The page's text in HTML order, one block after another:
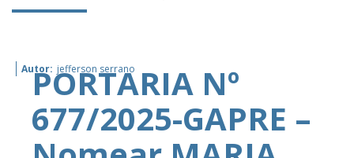
Autor: jefferson serrano
PORTARIA Nº
677/2025-GAPRE –